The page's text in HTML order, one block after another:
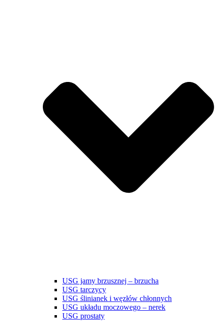
USG jamy brzusznej – brzucha
USG tarczycy
USG ślinianek i węzłów chłonnych
USG układu moczowego – nerek
USG prostaty